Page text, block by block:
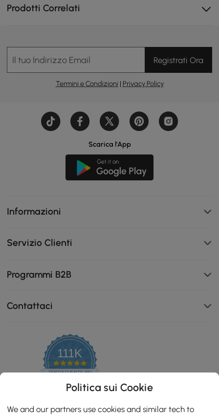
Prodotti Correlati
Il tuo Indirizzo Email Registrati Ora
Termini e Condizioni | Privacy Policy
Scarica l'App
Informazioni
Servizio Clienti
Programmi B2B
Contattaci
111K
4.8
star
ZERTIFIZIERTE BEWERTUNGEN
Politica sui Cookie
We and our partners use cookies and similar tech to